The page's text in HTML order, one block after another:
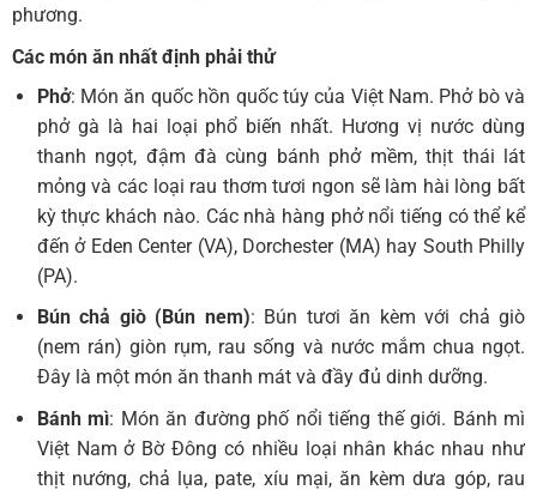
phương.
Các món ăn nhất định phải thử
Phở: Món ăn quốc hồn quốc túy của Việt Nam. Phở bò và
phở gà là hai loại phổ biến nhất. Hương vị nước dùng
thanh ngọt, đậm đà cùng bánh phở mềm, thịt thái lát
mỏng và các loại rau thơm tươi ngon sẽ làm hài lòng bất
kỳ thực khách nào. Các nhà hàng phở nổi tiếng có thể kể
đến ở Eden Center (VA), Dorchester (MA) hay South Philly
(PA).
Bún chả giò (Bún nem): Bún tươi ăn kèm với chả giò
(nem rán) giòn rụm, rau sống và nước mắm chua ngọt.
Đây là một món ăn thanh mát và đầy đủ dinh dưỡng.
Bánh mì: Món ăn đường phố nổi tiếng thế giới. Bánh mì
Việt Nam ở Bờ Đông có nhiều loại nhân khác nhau như
thịt nướng, chả lụa, pate, xíu mại, ăn kèm dưa góp, rau